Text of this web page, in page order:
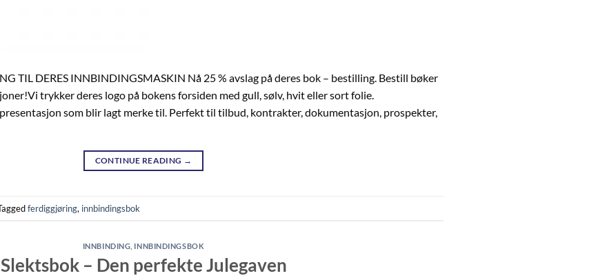
TIL DERES INNBINDINGSMASKIN Nå 25 % avslag på deres bok – bestilling. Bestill bøker
trykker deres logo på bokens forsiden med gull, sølv, hvit eller sort folie.
som blir lagt merke til. Perfekt til tilbud, kontrakter, dokumentasjon, prospekter,
CONTINUE READING →
ferdiggjøring, innbindingsbok
INNBINDING INNBINDINGSBOK
Slektsbok – Den perfekte Julegaven